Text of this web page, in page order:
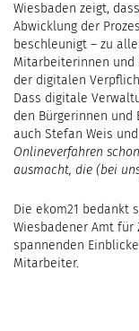
Wiesbaden zeigt,
Abwicklung der
beschleunigt – zu
Mitarbeiterinnen und
der digitalen
Dass digitale
den Bürgerinnen
auch Stefan Weis
Onlineverfahren
ausmacht, die (bei
Die ekom21 bedankt
Wiesbadener Amt
spannenden
Mitarbeiter.